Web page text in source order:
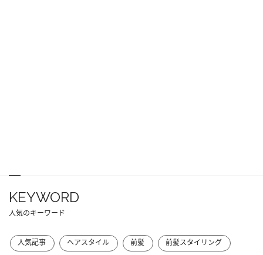
KEYWORD
人気のキーワード
人気記事 ヘアスタイル 前髪
前髪スタイリング